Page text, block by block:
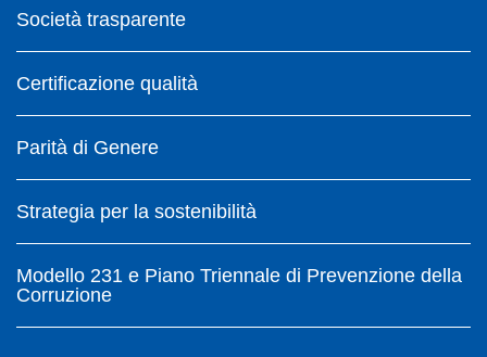
Società trasparente
Certificazione qualità
Parità di Genere
Strategia per la sostenibilità
Modello 231 e Piano Triennale di Prevenzione della
Corruzione